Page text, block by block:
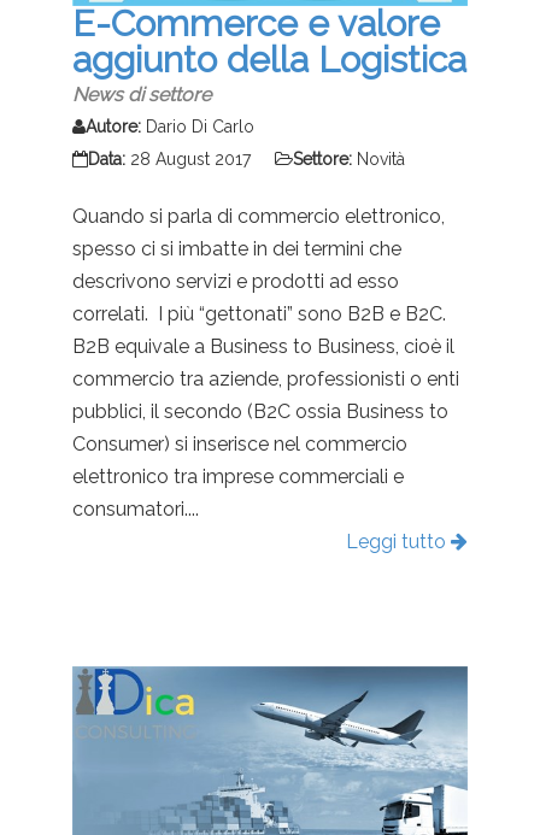
E-Commerce e valore
aggiunto della Logistica
News di settore
Autore: Dario Di Carlo
Data: 28 August 2017 Settore: Novità
Quando si parla di commercio elettronico,
spesso ci si imbatte in dei termini che
descrivono servizi e prodotti ad esso
correlati. I più “gettonati” sono B2B e B2C.
B2B equivale a Business to Business, cioè il
commercio tra aziende, professionisti o enti
pubblici, il secondo (B2C ossia Business to
Consumer) si inserisce nel commercio
elettronico tra imprese commerciali e
consumatori....
Leggi tutto